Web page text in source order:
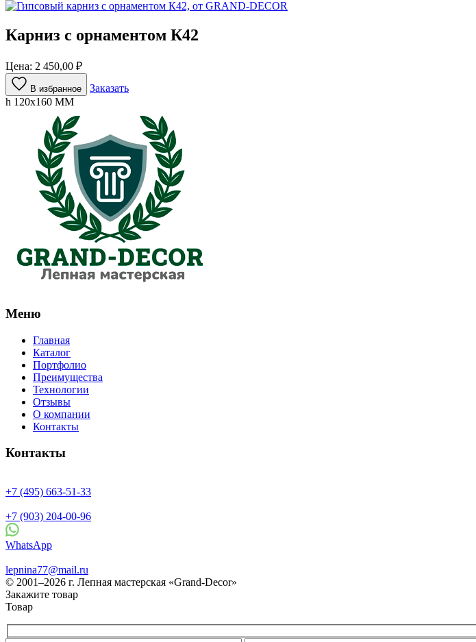
Карниз с орнаментом К42
Цена: 2 450,00 ₽
В избранное
Заказать
h 120х160 ММ
Меню
Главная
Каталог
Портфолио
Преимущества
Технологии
Отзывы
О компании
Контакты
Контакты
+7 (495) 663-51-33
+7 (903) 204-00-96
WhatsApp
lepnina77@mail.ru
© 2001–2026 г. Лепная мастерская «Grand-Decor»
Закажите товар
Товар